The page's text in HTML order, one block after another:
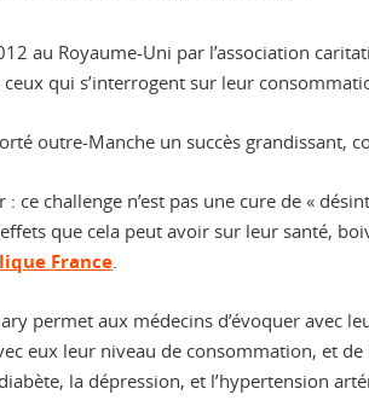
au Royaume-Uni par l’association
qui s’interrogent sur leur
outre-Manche un succès grandissant,
: ce challenge n’est pas une cure de «
que cela peut avoir sur leur santé,
France
permet aux médecins d’évoquer avec
eux leur niveau de consommation, et
la dépression, et l’hypertension